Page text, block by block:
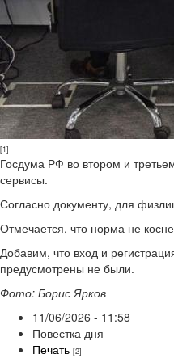
[1]
Госдума РФ во втором и
сервисы.
Согласно документу, для
Отмечается, что норма не
Добавим, что вход и
предусмотрены не были.
Фото: Борис Ярков
11/06/2026 - 11:58
Повестка дня
Печать [2]